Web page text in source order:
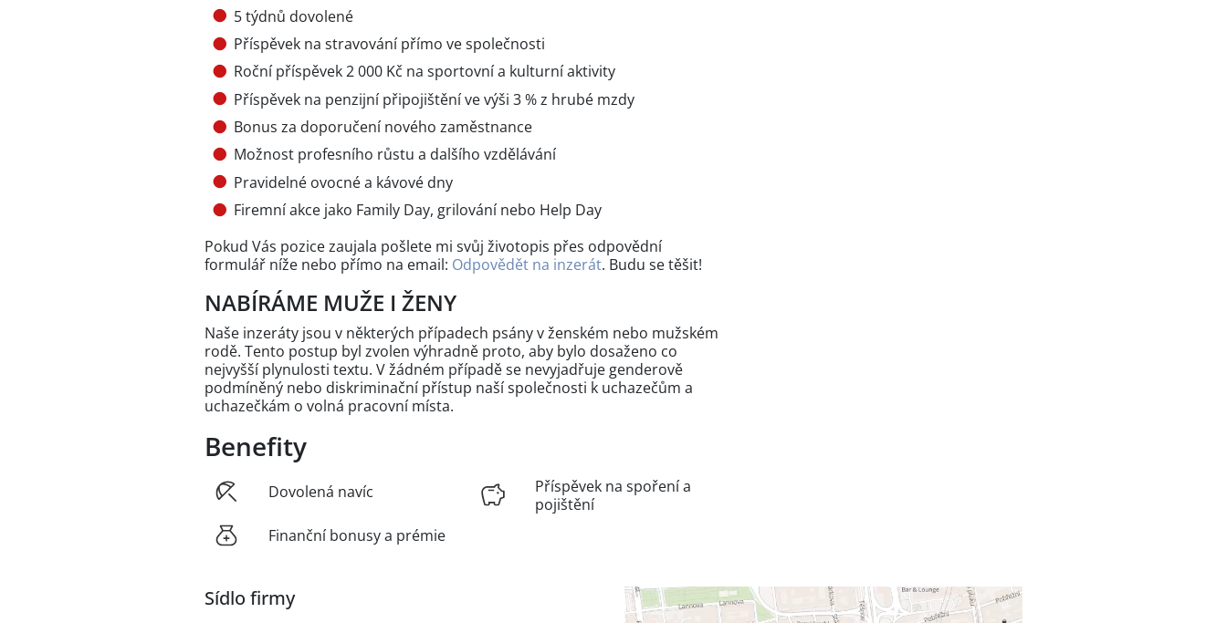
5 týdnů dovolené
Příspěvek na stravování přímo ve společnosti
Roční příspěvek 2 000 Kč na sportovní a kulturní aktivity
Příspěvek na penzijní připojištění ve výši 3 % z hrubé mzdy
Bonus za doporučení nového zaměstnance
Možnost profesního růstu a dalšího vzdělávání
Pravidelné ovocné a kávové dny
Firemní akce jako Family Day, grilování nebo Help Day
Pokud Vás pozice zaujala pošlete mi svůj životopis přes odpovědní
formulář níže nebo přímo na email: Odpovědět na inzerát. Budu se těšit!
NABÍRÁME MUŽE I ŽENY
Naše inzeráty jsou v některých případech psány v ženském nebo mužském
rodě. Tento postup byl zvolen výhradně proto, aby bylo dosaženo co
nejvyšší plynulosti textu. V žádném případě se nevyjadřuje genderově
podmíněný nebo diskriminační přístup naší společnosti k uchazečům a
uchazečkám o volná pracovní místa.
Benefity
Dovolená navíc
Finanční bonusy a prémie
Příspěvek na spoření a
pojištění
Sídlo firmy